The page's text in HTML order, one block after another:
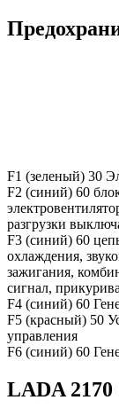
F1 (зеленый) 30
F2 (синий) 60
разгрузки
F3 (синий) 60
охлаждения,
зажигания,
сигнал,
F4 (синий) 60
F5 (красный) 50
управления
F6 (синий) 60
LADA 2170